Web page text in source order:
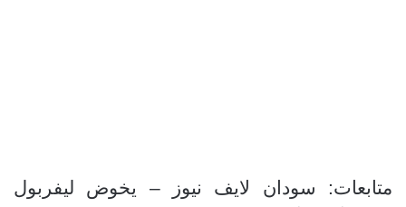
متابعات: سودان لايف نيوز – يخوض ليفربول